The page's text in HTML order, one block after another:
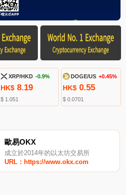
XRP/HKD -0.9%
HK$ 8.19
$ 1.051
DOGE/US +0.45%
HK$ 0.55
$ 0.0701
歐易OKX
成立於2014年的以太坊交易所
URL：https://www.okx.com